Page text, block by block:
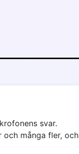
svar.
och många fler, och